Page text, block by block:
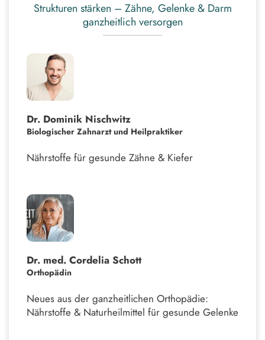
Strukturen stärken – Zähne, Gelenke & Darm
ganzheitlich versorgen
Dr. Dominik Nischwitz
Biologischer Zahnarzt und Heilpraktiker
Nährstoffe für gesunde Zähne & Kiefer
Dr. med. Cordelia Schott
Orthopädin
Neues aus der ganzheitlichen Orthopädie:
Nährstoffe & Naturheilmittel für gesunde Gelenke